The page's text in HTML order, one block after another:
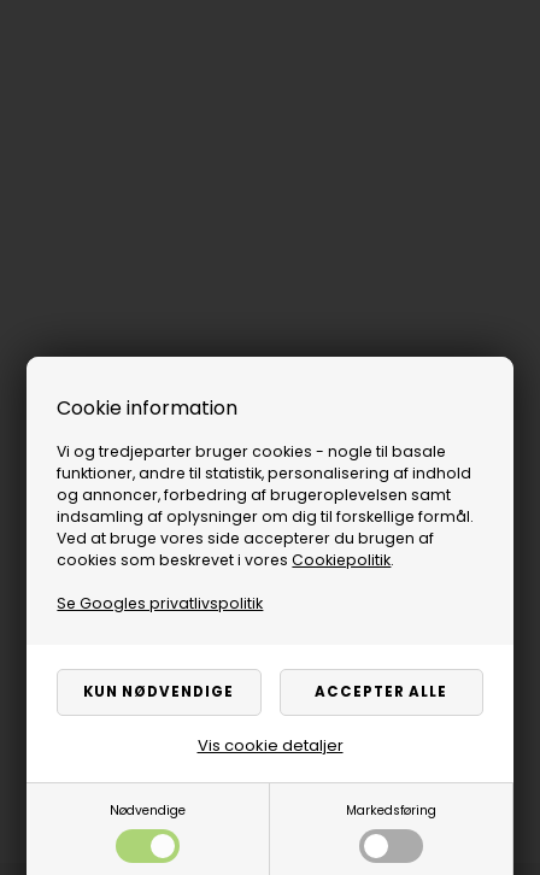
Cookie information
Vi og tredjeparter bruger cookies - nogle til basale
funktioner, andre til statistik, personalisering af indhold
og annoncer, forbedring af brugeroplevelsen samt
indsamling af oplysninger om dig til forskellige formål.
Ved at bruge vores side accepterer du brugen af
cookies som beskrevet i voresCookiepolitik.
Se Googles privatlivspolitik
Nødvendige Markedsføring
Vis cookie detaljer